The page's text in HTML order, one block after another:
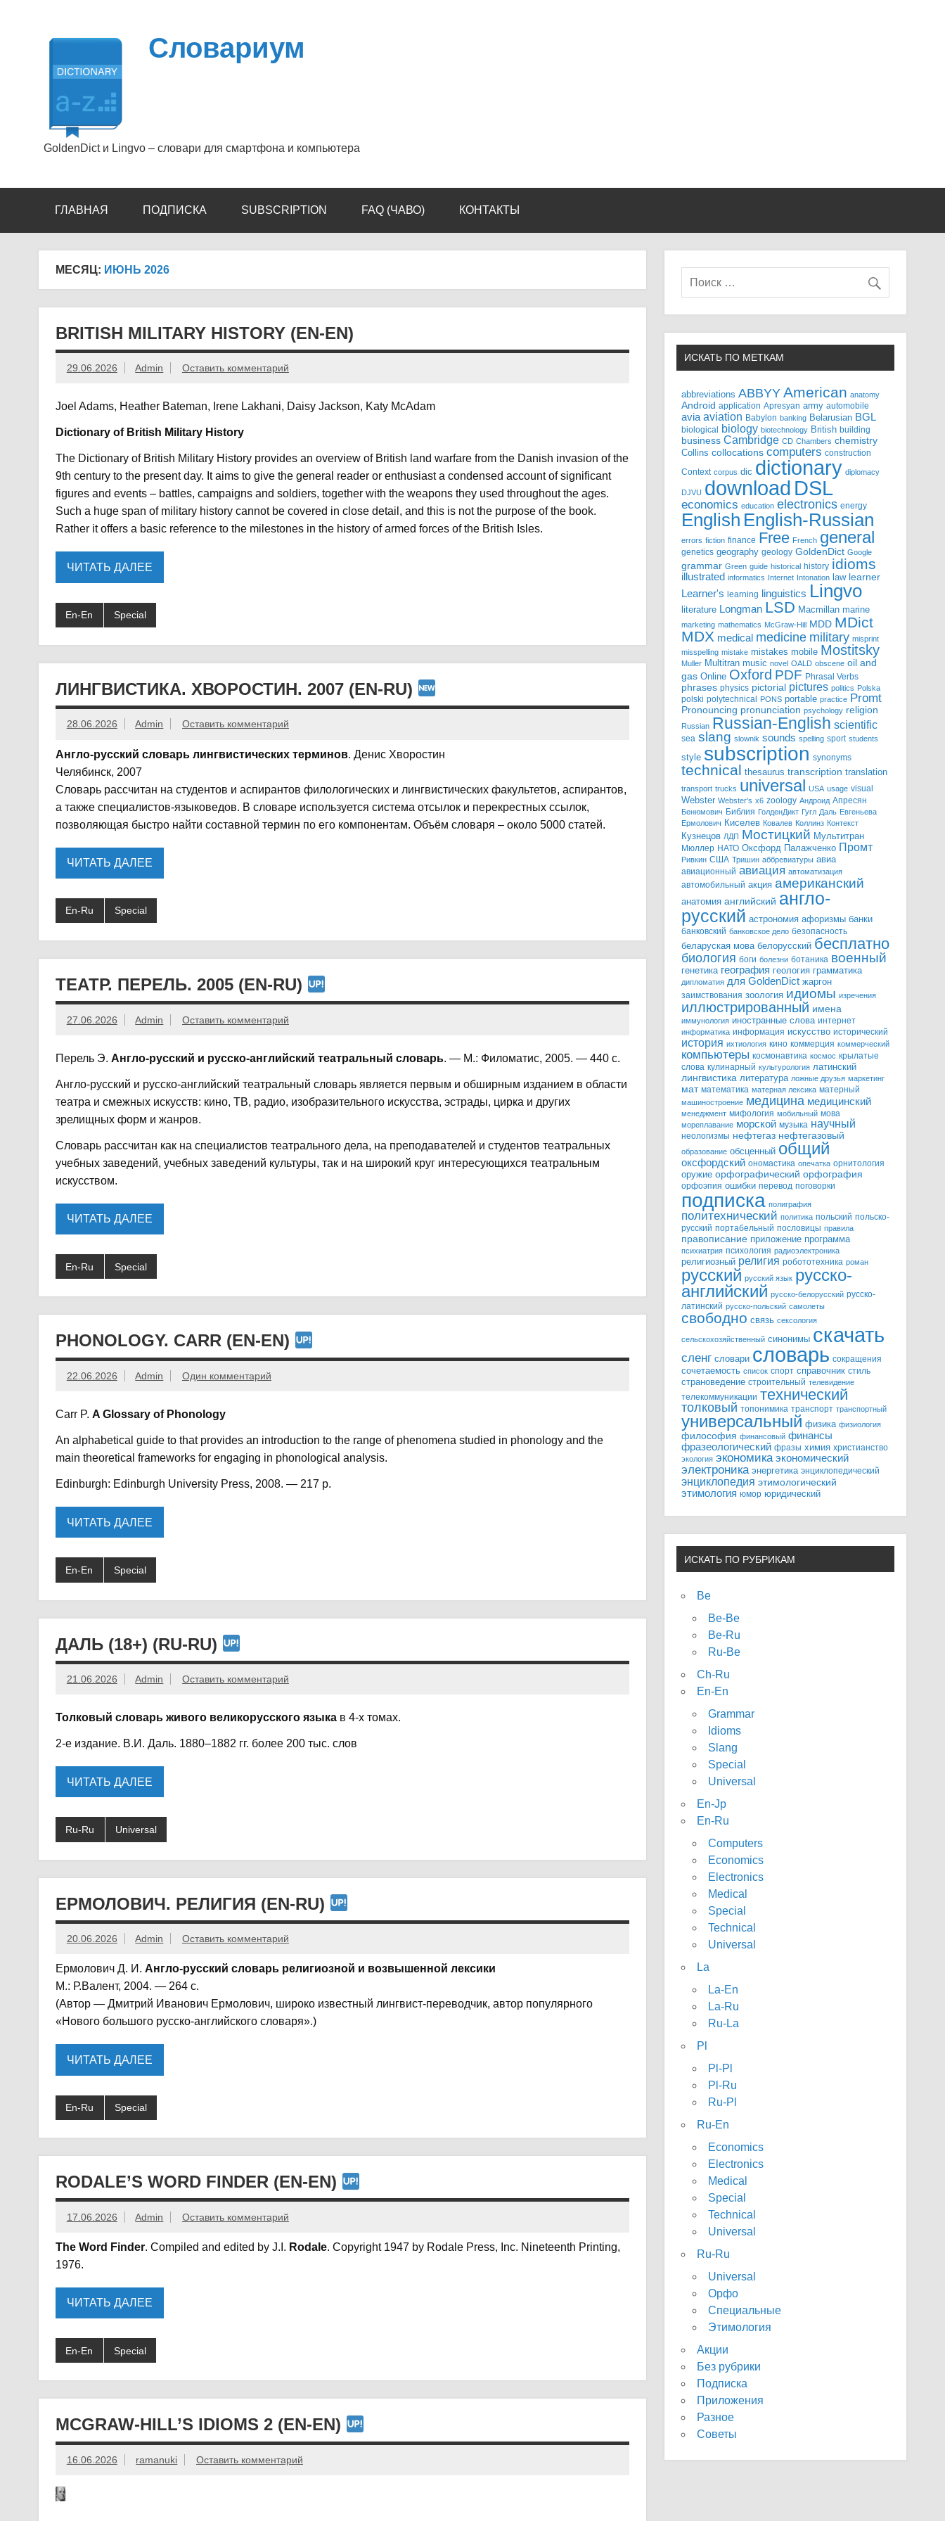
Словариум
GoldenDict и Lingvo – словари для смартфона и компьютера
ГЛАВНАЯ ПОДПИСКА SUBSCRIPTION FAQ (ЧАВО) КОНТАКТЫ
МЕСЯЦ: ИЮНЬ 2026
BRITISH MILITARY HISTORY (EN-EN)
29.06.2026 Admin Оставить комментарий
Joel Adams, Heather Bateman, Irene Lakhani, Daisy Jackson, Katy McAdam
Dictionary of British Military History
The Dictionary of British Military History provides an overview of British land warfare from the Danish invasion of the
9th century to the present day. It aims to give the general reader or enthusiast a condensed account of significant
figures and events – battles, campaigns and soldiers, together with the weapons they used throughout the ages.
Such a huge span of military history cannot be covered in close detail, and this is not the purpose of the book.
Rather it offers a basic reference to the milestones in the history of armed forces of the British Isles.
ЧИТАТЬ ДАЛЕЕ
En-En Special
ЛИНГВИСТИКА. ХВОРОСТИН. 2007 (EN-RU)
28.06.2026 Admin Оставить комментарий
Англо-русский словарь лингвистических терминов. Денис Хворостин
Челябинск, 2007
Словарь рассчитан на студентов и аспирантов филологических и лингвистических факультетов, аспирантов,
а также специалистов-языковедов. В словаре используется система отсылок и перекрестных ссылок,
позволяющая быстро найти составной термин по его компонентам. Объём словаря – около 5000 статей.
ЧИТАТЬ ДАЛЕЕ
En-Ru Special
ТЕАТР. ПЕРЕЛЬ. 2005 (EN-RU)
27.06.2026 Admin Оставить комментарий
Перель Э. Англо-русский и русско-английский театральный словарь. — М.: Филоматис, 2005. — 440 с.
Англо-русский и русско-английский театральный словарь является первым и обширным изданием в области
театра и смежных искусств: кино, ТВ, радио, изобразительного искусства, эстрады, цирка и других
зрелищных форм и жанров.
Словарь рассчитан как на специалистов театрального дела, на преподавателей и студентов театральных
учебных заведений, учебных заведений культуры, так и на широкий круг интересующихся театральным
искусством.
ЧИТАТЬ ДАЛЕЕ
En-Ru Special
PHONOLOGY. CARR (EN-EN)
22.06.2026 Admin Один комментарий
Carr P. A Glossary of Phonology
An alphabetical guide to that provides an introduction to the range of phenomena studied in phonology and the
main theoretical frameworks for engaging in phonological analysis.
Edinburgh: Edinburgh University Press, 2008. — 217 p.
ЧИТАТЬ ДАЛЕЕ
En-En Special
ДАЛЬ (18+) (RU-RU)
21.06.2026 Admin Оставить комментарий
Толковый словарь живого великорусского языкав 4-х томах.
2-е издание. В.И. Даль. 1880–1882 гг. более 200 тыс. слов
ЧИТАТЬ ДАЛЕЕ
Ru-Ru Universal
ЕРМОЛОВИЧ. РЕЛИГИЯ (EN-RU)
20.06.2026 Admin Оставить комментарий
Ермолович Д. И. Англо-русский словарь религиозной и возвышенной лексики
М.: Р.Валент, 2004. — 264 с.
(Автор — Дмитрий Иванович Ермолович, широко известный лингвист-переводчик, автор популярного
«Нового большого русско-английского словаря».)
ЧИТАТЬ ДАЛЕЕ
En-Ru Special
RODALE’S WORD FINDER (EN-EN)
17.06.2026 Admin Оставить комментарий
The Word Finder. Compiled and edited by J.I. Rodale. Copyright 1947 by Rodale Press, Inc. Nineteenth Printing,
1976.
ЧИТАТЬ ДАЛЕЕ
En-En Special
MCGRAW-HILL’S IDIOMS 2 (EN-EN)
16.06.2026 ramanuki Оставить комментарий
ИСКАТЬ ПО МЕТКАМ
abbreviations ABBYY American anatomy
Android application Apresyan army automobile
avia aviation Babylon banking Belarusian BGL
biological biology biotechnology British building
business Cambridge CD Chambers chemistry
Collins collocations computers construction
Context corpus dic dictionary diplomacy
DJVU download DSL
economics education electronics energy
English English-Russian
errors fiction finance Free French general
genetics geography geology GoldenDict Google
grammar Green guide historical history idioms
illustrated informatics Internet Intonation law learner
Learner's learning linguistics Lingvo
literature Longman LSD Macmillan marine
marketing mathematics McGraw-Hill MDD MDict
MDX medical medicine military misprint
misspelling mistake mistakes mobile Mostitsky
Muller Multitran music novel OALD obscene oil and
gas Online Oxford PDF Phrasal Verbs
phrases physics pictorial pictures politics Polska
polski polytechnical PONS portable practice Promt
Pronouncing pronunciation psychology religion
Russian Russian-English scientific
sea slang slownik sounds spelling sport students
style subscription synonyms
technical thesaurus transcription translation
transport trucks universal USA usage visual
Webster Webster's x6 zoology Андроид Апресян
Бенюмович Библия ГолденДикт Гугл Даль Евгеньева
Ермолович Киселев Ковалев Коллинз Контекст
Кузнецов ЛДП Мостицкий Мультитран
Мюллер НАТО Оксфорд Палажченко Промт
Ривкин США Тришин аббревиатуры авиа
авиационный авиация автоматизация
автомобильный акция американский
анатомия английский англо-
русский астрономия афоризмы банки
банковский банковское дело безопасность
беларуская мова белорусский бесплатно
биология боги болезни ботаника военный
генетика география геология грамматика
дипломатия для GoldenDict жаргон
заимствования зоология идиомы изречения
иллюстрированный имена
иммунология иностранные слова интернет
информатика информация искусство исторический
история ихтиология кино коммерция коммерческий
компьютеры космонавтика космос крылатые
слова кулинарный культурология латинский
лингвистика литература ложные друзья маркетинг
мат математика матерная лексика матерный
машиностроение медицина медицинский
менеджмент мифология мобильный мова
мореплавание морской музыка научный
неологизмы нефтегаз нефтегазовый
образование обсценный общий
оксфордский ономастика опечатка орнитология
оружие орфографический орфография
орфоэпия ошибки перевод поговорки
подписка полиграфия
политехнический политика польский польско-
русский портабельный пословицы правила
правописание приложение программа
психиатрия психология радиоэлектроника
религиозный религия робототехника роман
русский русский язык русско-
английский русско-белорусский русско-
латинский русско-польский самолеты
свободно связь сексология
сельскохозяйственный синонимы скачать
сленг словари словарь сокращения
сочетаемость список спорт справочник стиль
страноведение строительный телевидение
телекоммуникации технический
толковый топонимика транспорт транспортный
универсальный физика физиология
философия финансовый финансы
фразеологический фразы химия христианство
экология экономика экономический
электроника энергетика энциклопедический
энциклопедия этимологический
этимология юмор юридический
ИСКАТЬ ПО РУБРИКАМ
Be
Be-Be
Be-Ru
Ru-Be
Ch-Ru
En-En
Grammar
Idioms
Slang
Special
Universal
En-Jp
En-Ru
Computers
Economics
Electronics
Medical
Special
Technical
Universal
La
La-En
La-Ru
Ru-La
Pl
Pl-Pl
Pl-Ru
Ru-Pl
Ru-En
Economics
Electronics
Medical
Special
Technical
Universal
Ru-Ru
Universal
Орфо
Специальные
Этимология
Акции
Без рубрики
Подписка
Приложения
Разное
Советы